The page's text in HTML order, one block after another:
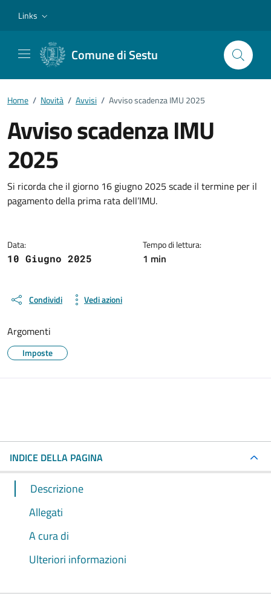
Links
Comune di Sestu
Home / Novità / Avvisi / Avviso scadenza IMU 2025
Avviso scadenza IMU
2025
Dettagli della notizia
Si ricorda che il giorno 16 giugno 2025 scade il termine per il
pagamento della prima rata dell’IMU.
Data:
10 Giugno 2025
Tempo di lettura:
1 min
Condividi Vedi azioni
Argomenti
Imposte
INDICE DELLA PAGINA
Descrizione
Allegati
A cura di
Ulteriori informazioni